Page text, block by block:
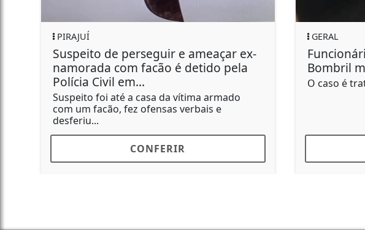
PIRAJUÍ
Suspeito de perseguir e ameaçar ex-
namorada com facão é detido pela
Polícia Civil em...
Suspeito foi até a casa da vítima armado
com um facão, fez ofensas verbais e
desferiu...
CONFERIR
GERAL
Funcionário
Bombril morre
O caso é tratado